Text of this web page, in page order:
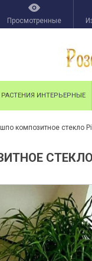
Просмотренные
РАСТЕНИЯ ИНТЕРЬЕРНЫЕ
композитное стекло
СТЕКЛО